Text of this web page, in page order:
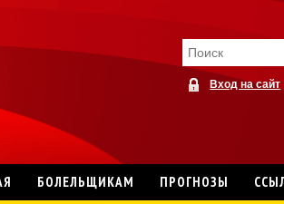
Вход на сайт
БОЛЕЛЬЩИКАМ ПРОГНОЗЫ